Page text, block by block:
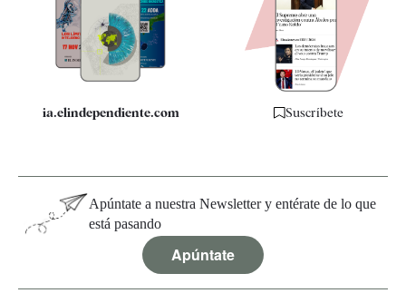
Quiénes somos
Especificaciones
ia.elindependiente.com Suscríbete
Apúntate a nuestra Newsletter y entérate de lo que
está pasando
Apúntate